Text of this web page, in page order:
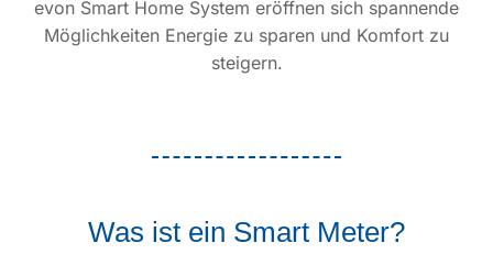
evon Smart Home System eröffnen sich spannende
Möglichkeiten Energie zu sparen und Komfort zu
steigern.
Was ist ein Smart Meter?